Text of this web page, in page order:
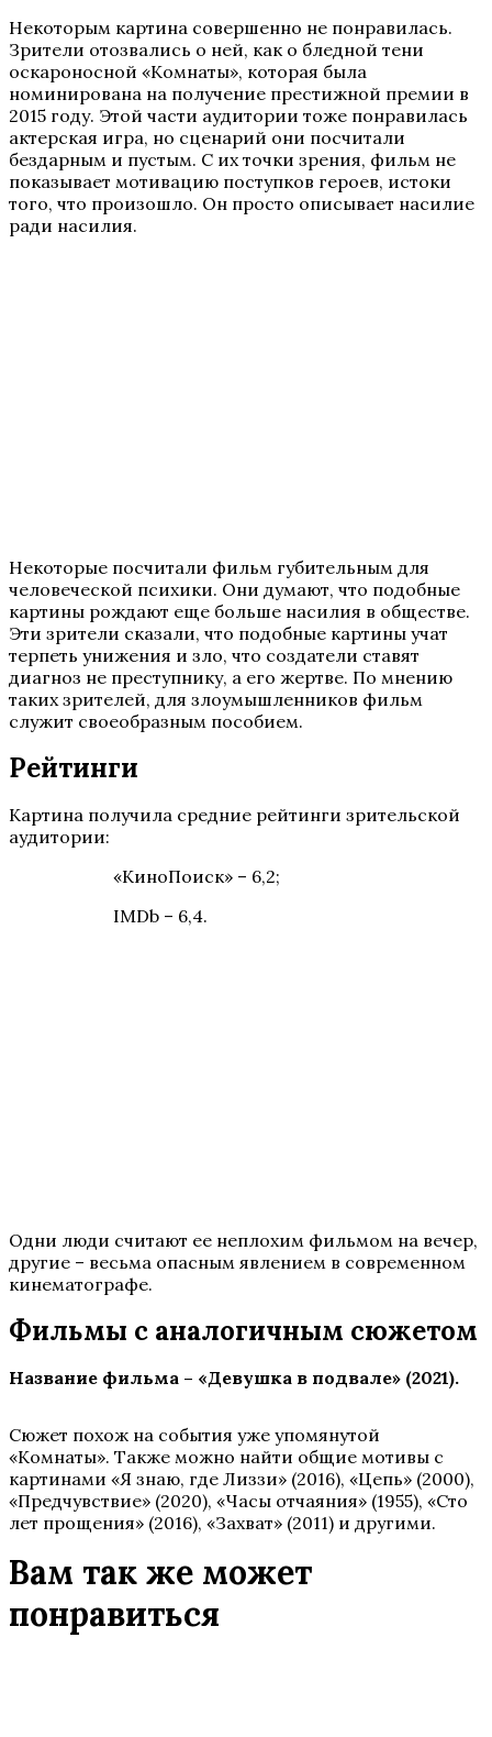
Некоторым картина совершенно не понравилась.
Зрители отозвались о ней, как о бледной тени
оскароносной «Комнаты», которая была
номинирована на получение престижной премии в
2015 году. Этой части аудитории тоже понравилась
актерская игра, но сценарий они посчитали
бездарным и пустым. С их точки зрения, фильм не
показывает мотивацию поступков героев, истоки
того, что произошло. Он просто описывает насилие
ради насилия.
Некоторые посчитали фильм губительным для
человеческой психики. Они думают, что подобные
картины рождают еще больше насилия в обществе.
Эти зрители сказали, что подобные картины учат
терпеть унижения и зло, что создатели ставят
диагноз не преступнику, а его жертве. По мнению
таких зрителей, для злоумышленников фильм
служит своеобразным пособием.
Рейтинги
Картина получила средние рейтинги зрительской
аудитории:
«КиноПоиск» – 6,2;
IMDb – 6,4.
Одни люди считают ее неплохим фильмом на вечер,
другие – весьма опасным явлением в современном
кинематографе.
Фильмы с аналогичным сюжетом
Название фильма – «Девушка в подвале» (2021).
Сюжет похож на события уже упомянутой
«Комнаты». Также можно найти общие мотивы с
картинами «Я знаю, где Лиззи» (2016), «Цепь» (2000),
«Предчувствие» (2020), «Часы отчаяния» (1955), «Сто
лет прощения» (2016), «Захват» (2011) и другими.
Вам так же может
понравиться